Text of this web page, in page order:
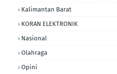
Kalimantan Barat
KORAN ELEKTRONIK
Nasional
Olahraga
Opini